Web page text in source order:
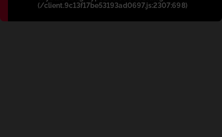
(/client.9c13f17be53193ad0697.js:2307:698)